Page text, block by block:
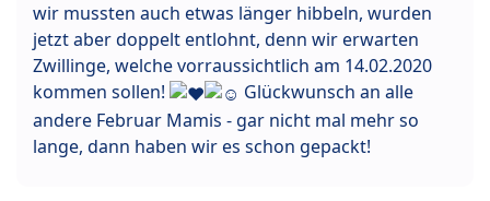
wir mussten auch etwas länger hibbeln, wurden
jetzt aber doppelt entlohnt, denn wir erwarten
Zwillinge, welche vorraussichtlich am 14.02.2020
kommen sollen!
Glückwunsch an alle
andere Februar Mamis - gar nicht mal mehr so
lange, dann haben wir es schon gepackt!